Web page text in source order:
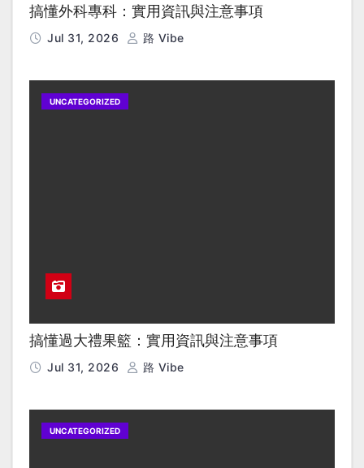
搞懂外科專科：實用資訊與注意事項
Jul 31, 2026 路 Vibe
UNCATEGORIZED
搞懂過大禮果籃：實用資訊與注意事項
Jul 31, 2026 路 Vibe
UNCATEGORIZED